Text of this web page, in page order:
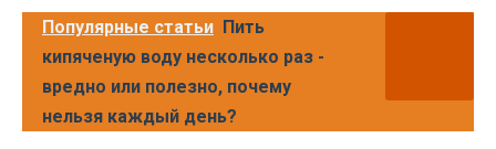
Популярные статьи Пить
кипяченую воду несколько раз -
вредно или полезно, почему
нельзя каждый день?